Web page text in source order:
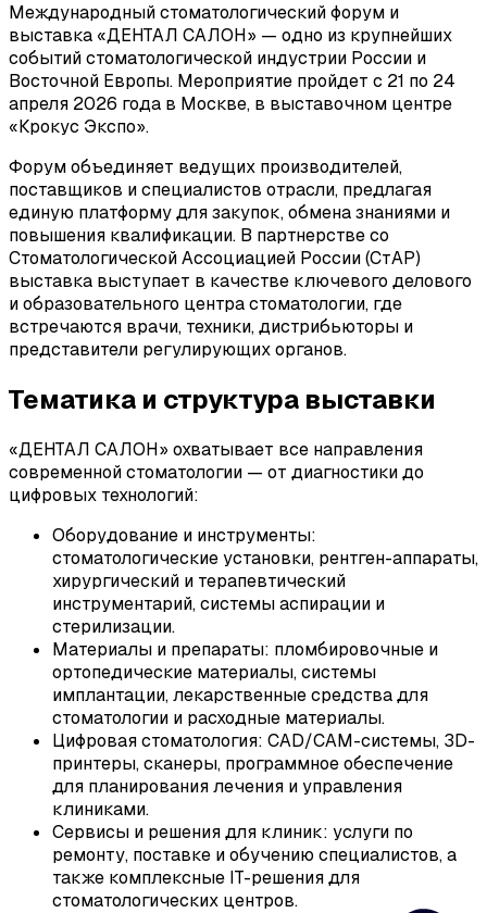
Международный стоматологический форум и
выставка «ДЕНТАЛ САЛОН» — одно из крупнейших
событий стоматологической индустрии России и
Восточной Европы. Мероприятие пройдет с 21 по 24
апреля 2026 года в Москве, в выставочном центре
«Крокус Экспо».
Форум объединяет ведущих производителей,
поставщиков и специалистов отрасли, предлагая
единую платформу для закупок, обмена знаниями и
повышения квалификации. В партнерстве со
Стоматологической Ассоциацией России (СтАР)
выставка выступает в качестве ключевого делового
и образовательного центра стоматологии, где
встречаются врачи, техники, дистрибьюторы и
представители регулирующих органов.
Тематика и структура выставки
«ДЕНТАЛ САЛОН» охватывает все направления
современной стоматологии — от диагностики до
цифровых технологий:
Оборудование и инструменты:
стоматологические установки, рентген-аппараты,
хирургический и терапевтический
инструментарий, системы аспирации и
стерилизации.
Материалы и препараты: пломбировочные и
ортопедические материалы, системы
имплантации, лекарственные средства для
стоматологии и расходные материалы.
Цифровая стоматология: CAD/CAM-системы, 3D-
принтеры, сканеры, программное обеспечение
для планирования лечения и управления
клиниками.
Сервисы и решения для клиник: услуги по
ремонту, поставке и обучению специалистов, а
также комплексные IT-решения для
стоматологических центров.